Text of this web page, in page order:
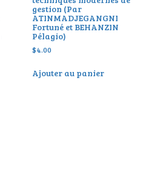
gestion (Par
ATINMADJEGANGNI
Fortuné et BEHANZIN
Pélagio)
$4.00
Ajouter au panier